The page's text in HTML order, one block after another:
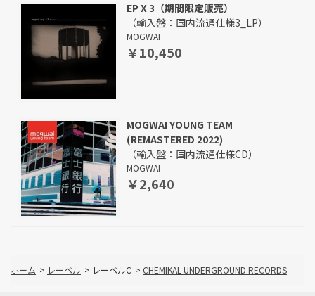
EP X 3（期間限定販売）
（輸入盤：国内流通仕様3_LP）
MOGWAI
￥10,450
MOGWAI YOUNG TEAM
(REMASTERED 2022)
（輸入盤：国内流通仕様CD）
MOGWAI
￥2,640
ホーム > レーベル > レーベルC > CHEMIKAL UNDERGROUND RECORDS